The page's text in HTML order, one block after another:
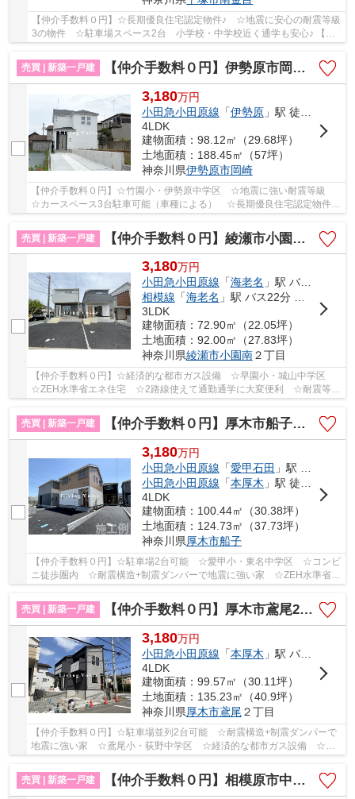
【仲介手数料０円】☆長期優良住宅認定物件♪ ☆地震に安心の耐震等級
3の物件 ☆駐車場スペース2台 小学校・中学校近く通学も安心♪ 【平
塚市の新築一戸建てのことならリビングボイスに...
売買 | 新築一戸建
【仲介手数料０円】伊勢原市岡崎2期 新築一戸建て
3,180万円
小田急小田原線 「伊勢原」駅 徒歩21分
4LDK
建物面積：98.12㎡（29.68坪）
土地面積：188.45㎡（57坪）
神奈川県伊勢原市岡崎
【仲介手数料０円】☆竹園小・伊勢原中学区 ☆地震に強い耐震等級
☆カースペース3台駐車可能（車種による） ☆長期優良住宅認定物件
☆SIC・床下収納など収納スペース豊富 ☆コンビニ...
売買 | 新築一戸建
【仲介手数料０円】綾瀬市小園南第4 新築一戸建て 全2棟
3,180万円
小田急小田原線 「海老名 」駅 バス22分 「小園団地」 停歩2分
相模線 「海老名 」駅 バス22分 「小園団地」 停歩2分
3LDK
建物面積：72.90㎡（22.05坪）
土地面積：92.00㎡（27.83坪）
神奈川県綾瀬市小園南２丁目
【仲介手数料０円】☆経済的な都市ガス設備 ☆早園小・城山中学区
☆ZEH水準省エネ住宅 ☆2路線使えて通勤通学に大変便利 ☆耐震等級
売買 | 新築一戸建
【仲介手数料０円】厚木市船子第7 新築一戸建て 全3棟
3,180万円
小田急小田原線 「愛甲石田 」駅 バス4分 「船子」 停歩8分
小田急小田原線 「本厚木 」駅 徒歩25分
4LDK
建物面積：100.44㎡（30.38坪）
土地面積：124.73㎡（37.73坪）
神奈川県厚木市船子
【仲介手数料０円】☆駐車場2台可能 ☆愛甲小・東名中学区 ☆コンビ
ニ徒歩圏内 ☆耐震構造+制震ダンパーで地震に強い家 ☆ZEH水準省エ
売買 | 新築一戸建
【仲介手数料０円】厚木市鳶尾2丁目 新築一戸建て 1号棟 全2棟
3,180万円
小田急小田原線 「本厚木 」駅 バス32分 「鳶尾1丁目」 停歩3分
4LDK
建物面積：99.57㎡（30.11坪）
土地面積：135.23㎡（40.9坪）
神奈川県厚木市鳶尾 ２丁目
【仲介手数料０円】☆駐車場並列2台可能 ☆耐震構造+制震ダンパーで
地震に強い家 ☆鳶尾小・荻野中学区 ☆経済的な都市ガス設備 ☆住
売買 | 新築一戸建
【仲介手数料０円】相模原市中央区田名第148 新築一戸建て 全2棟